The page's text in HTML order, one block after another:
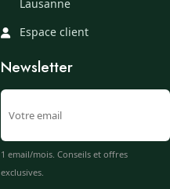
Lausanne
Espace client
Newsletter
1 email/mois. Conseils et offres
exclusives.